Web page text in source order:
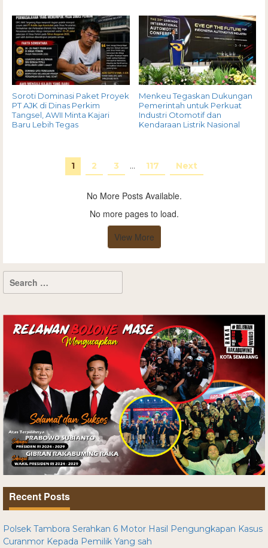
Soroti Dominasi Paket Proyek
PT AJK di Dinas Perkim
Tangsel, AWII Minta Kajari
Baru Lebih Tegas
Menkeu Tegaskan Dukungan
Pemerintah untuk Perkuat
Industri Otomotif dan
Kendaraan Listrik Nasional
1 2 3 … 117 Next
No More Posts Available.
No more pages to load.
View More
Recent Posts
Polsek Tambora Serahkan 6 Motor Hasil Pengungkapan Kasus
Curanmor Kepada Pemilik Yang sah